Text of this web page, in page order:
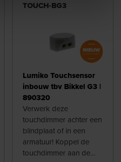
TOUCH-BG3
Lumiko Touchsensor
inbouw tbv Bikkel G3 |
890320
Verwerk deze
touchdimmer achter een
blindplaat of in een
armatuur! Koppel de
touchdimmer aan de